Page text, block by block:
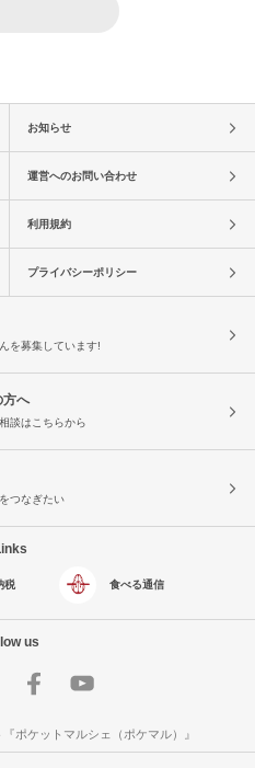
お知らせ
運営へのお問い合わせ
利用規約
プライバシーポリシー
を募集しています!
方へ
談はこちらから
つなぎたい
税 食べる通信
us
ポケットマルシェ（ポケマル）』